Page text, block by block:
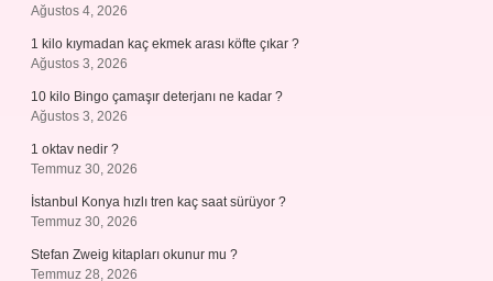
Ağustos 4, 2026
1 kilo kıymadan kaç ekmek arası köfte çıkar ?
Ağustos 3, 2026
10 kilo Bingo çamaşır deterjanı ne kadar ?
Ağustos 3, 2026
1 oktav nedir ?
Temmuz 30, 2026
İstanbul Konya hızlı tren kaç saat sürüyor ?
Temmuz 30, 2026
Stefan Zweig kitapları okunur mu ?
Temmuz 28, 2026